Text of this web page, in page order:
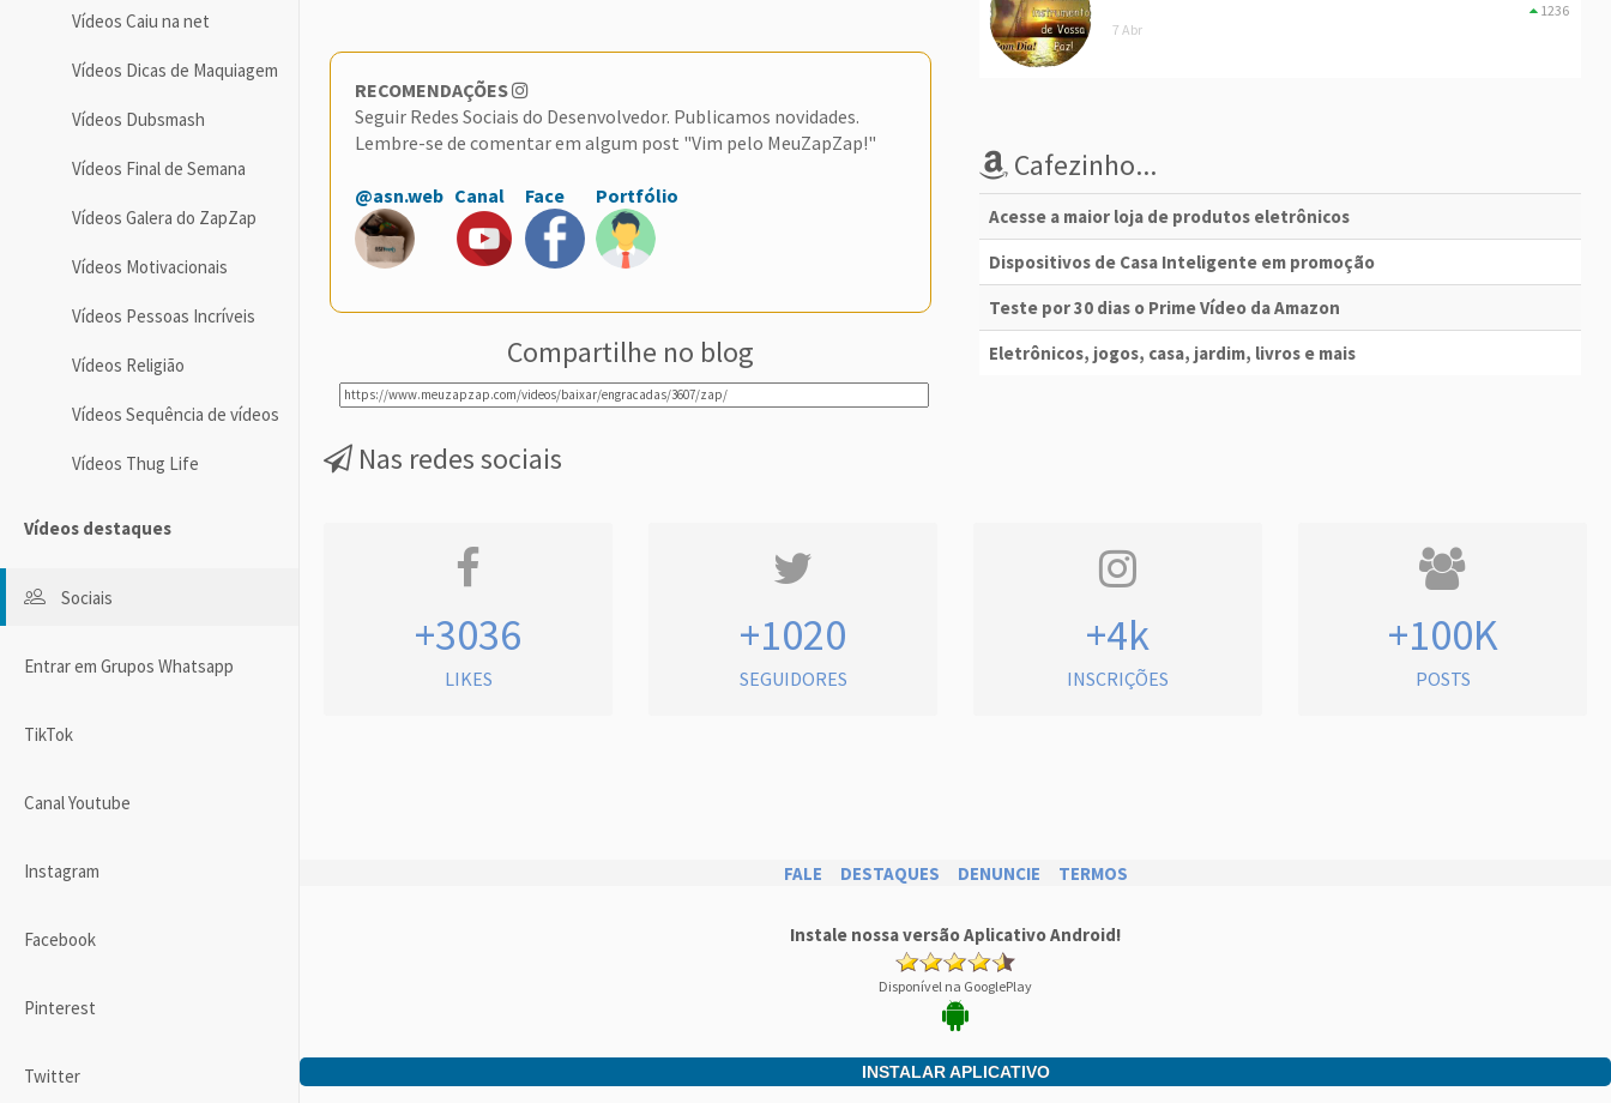
Vídeos Caiu na net
Vídeos Dicas de Maquiagem
Vídeos Dubsmash
Vídeos Final de Semana
Vídeos Galera do ZapZap
Vídeos Motivacionais
Vídeos Pessoas Incríveis
Vídeos Religião
Vídeos Sequência de vídeos
Vídeos Thug Life
Vídeos destaques
Sociais
Entrar em Grupos Whatsapp
TikTok
Canal Youtube
Instagram
Facebook
Pinterest
Twitter
RECOMENDAÇÕES
Seguir Redes Sociais do Desenvolvedor. Publicamos novidades.
Lembre-se de comentar em algum post "Vim pelo MeuZapZap!"
@asn.web Canal Face Portfólio
Compartilhe no blog
7 Abr
1236
Cafezinho...
Acesse a maior loja de produtos eletrônicos
Dispositivos de Casa Inteligente em promoção
Teste por 30 dias o Prime Vídeo da Amazon
Eletrônicos, jogos, casa, jardim, livros e mais
Nas redes sociais
+3036
LIKES
+1020
SEGUIDORES
+4k
INSCRIÇÕES
+100K
POSTS
FALE DESTAQUES DENUNCIE TERMOS
Instale nossa versão Aplicativo Android!
Disponível na GooglePlay
INSTALAR APLICATIVO